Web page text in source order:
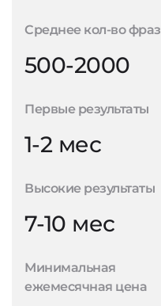
Среднее кол-во фраз
500-2000
Первые результаты
1-2 мес
Высокие результаты
7-10 мес
Минимальная
ежемесячная цена